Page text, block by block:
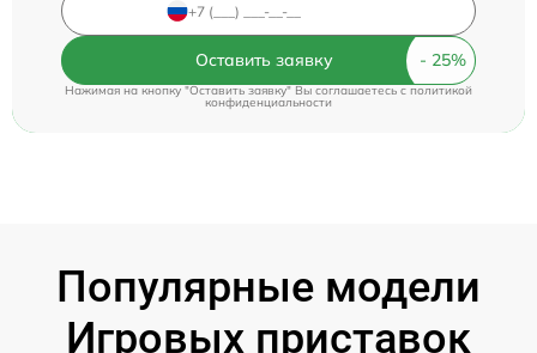
Оставить заявку
Нажимая на кнопку "Оставить заявку" Вы соглашаетесь c политикой
конфиденциальности
Популярные модели
Игровых приставок